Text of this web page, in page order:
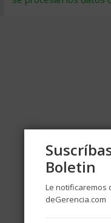
Boletin
Le notificaremos
deGerencia.com